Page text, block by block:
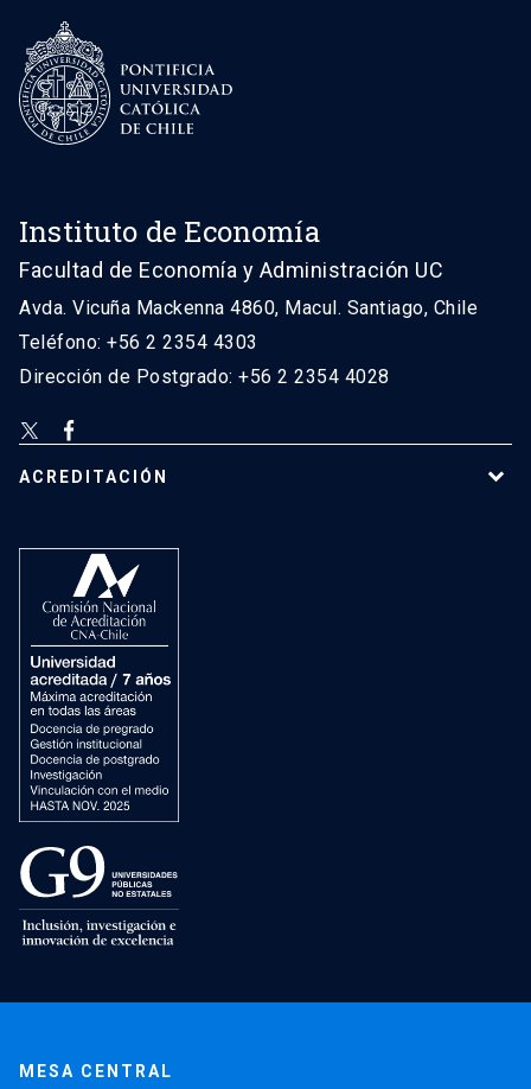
Instituto de Economía
Facultad de Economía y Administración UC
Avda. Vicuña Mackenna 4860, Macul. Santiago, Chile
Teléfono: +56 2 2354 4303
Dirección de Postgrado: +56 2 2354 4028
ACREDITACIÓN
MESA CENTRAL